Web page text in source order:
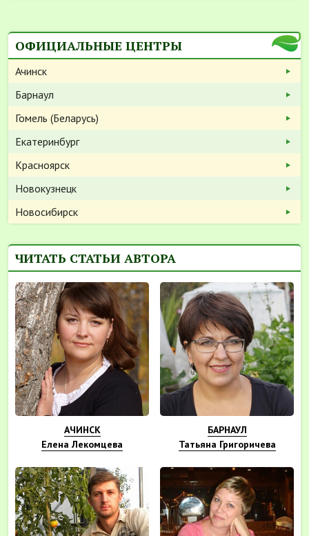
ОФИЦИАЛЬНЫЕ ЦЕНТРЫ
Ачинск
Барнаул
Гомель (Беларусь)
Екатеринбург
Красноярск
Новокузнецк
Новосибирск
ЧИТАТЬ СТАТЬИ АВТОРА
АЧИНСК
Елена Лекомцева
БАРНАУЛ
Татьяна Григоричева